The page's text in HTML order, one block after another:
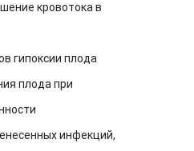
кровотока в
гипоксии плода
плода при
инфекций,